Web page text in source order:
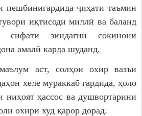
пешбинигардида ҷиҳати таъмин
иқтисоди миллӣ ва баланд
сифати зиндагии сокинони
амалӣ карда шуданд.
аст, солҳои охир вазъи
хеле мураккаб гардида, ҳоло
ниҳоят ҳассос ва душвортарини
охири худ қарор дорад.